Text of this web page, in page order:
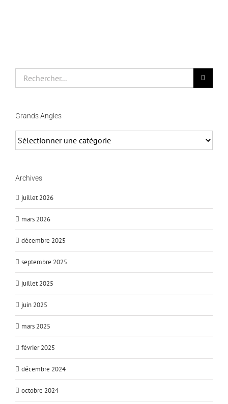
Grands Angles
Angles
Archives
juillet 2026
mars 2026
décembre 2025
septembre 2025
juillet 2025
juin 2025
mars 2025
février 2025
décembre 2024
octobre 2024